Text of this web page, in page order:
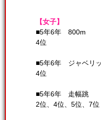
【女子】
■5年6年 800m
4位
■5年6年 ジャベリ
4位
■5年6年 走幅跳
2位、4位、5位、7位